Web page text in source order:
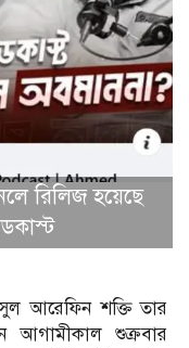
রিলিজ হয়েছে
আরেফিন শক্তি তার
আগামীকাল শুক্রবার